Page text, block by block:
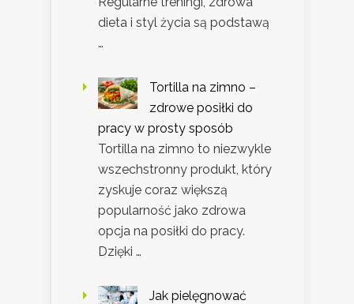
dieta i styl życia są podstawą
…
Tortilla na zimno –
zdrowe posiłki do
pracy w prosty sposób
Tortilla na zimno to niezwykle
wszechstronny produkt, który
zyskuje coraz większą
popularność jako zdrowa
opcja na posiłki do pracy.
Dzięki …
Jak pielęgnować